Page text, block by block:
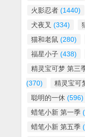
火影忍者 (1440)
犬夜叉 (334)
猫和老鼠 (280)
福星小子 (438)
精灵宝可梦 第三
(370)
精灵宝可
聪明的一休 (596)
蜡笔小新 第一季
蜡笔小新 第五季